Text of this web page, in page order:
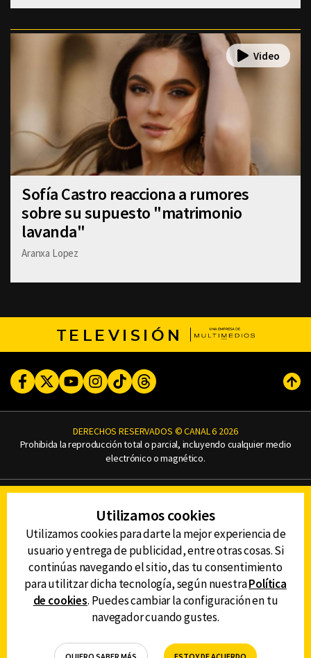
Sofía Castro reacciona a rumores
sobre su supuesto "matrimonio
lavanda"
Aranxa Lopez
TELEVISIÓN
FacebookTwitterYoutubeInstagram
TikTokThreads
DERECHOS RESERVADOS © CANAL 6 2026
Prohibida la reproducción total o parcial, incluyendo cualquier medio
electrónico o magnético.
AVISO DE PRIVACIDAD
AVISO LEGAL
DEFENSORÍA DE LAS AUDIENCIAS
DESCARGA LA APP DE CANAL 6
Utilizamos cookies
Utilizamos cookies para darte la mejor experiencia de
usuario y entrega de publicidad, entre otras cosas. Si
continúas navegando el sitio, das tu consentimiento
para utilitzar dicha tecnología, según nuestraPolítica
de cookies. Puedes cambiar la configuración en tu
navegador cuando gustes.